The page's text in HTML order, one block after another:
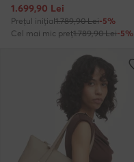
Prețul actual
1.699,90 Lei
Prețul inițial1.789,90 Lei-5%
Cel mai mic preț1.789,90 Lei-5%